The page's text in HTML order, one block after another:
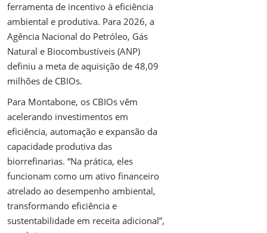
ferramenta de incentivo à eficiência
ambiental e produtiva. Para 2026, a
Agência Nacional do Petróleo, Gás
Natural e Biocombustíveis (ANP)
definiu a meta de aquisição de 48,09
milhões de CBIOs.
Para Montabone, os CBIOs vêm
acelerando investimentos em
eficiência, automação e expansão da
capacidade produtiva das
biorrefinarias. “Na prática, eles
funcionam como um ativo financeiro
atrelado ao desempenho ambiental,
transformando eficiência e
sustentabilidade em receita adicional”,